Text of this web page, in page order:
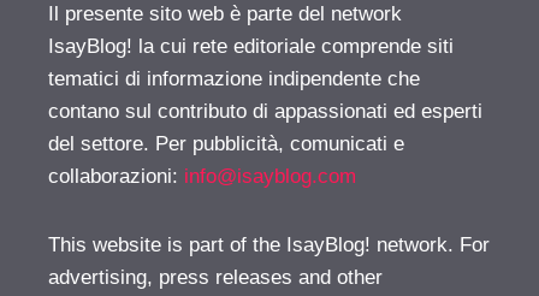
Il presente sito web è parte del network
IsayBlog! la cui rete editoriale comprende siti
tematici di informazione indipendente che
contano sul contributo di appassionati ed esperti
del settore. Per pubblicità, comunicati e
collaborazioni: info@isayblog.com
This website is part of the IsayBlog! network. For
advertising, press releases and other